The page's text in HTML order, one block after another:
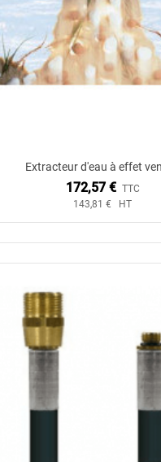
Extracteur d'eau à effet
172,57 € TTC
143,81 € HT